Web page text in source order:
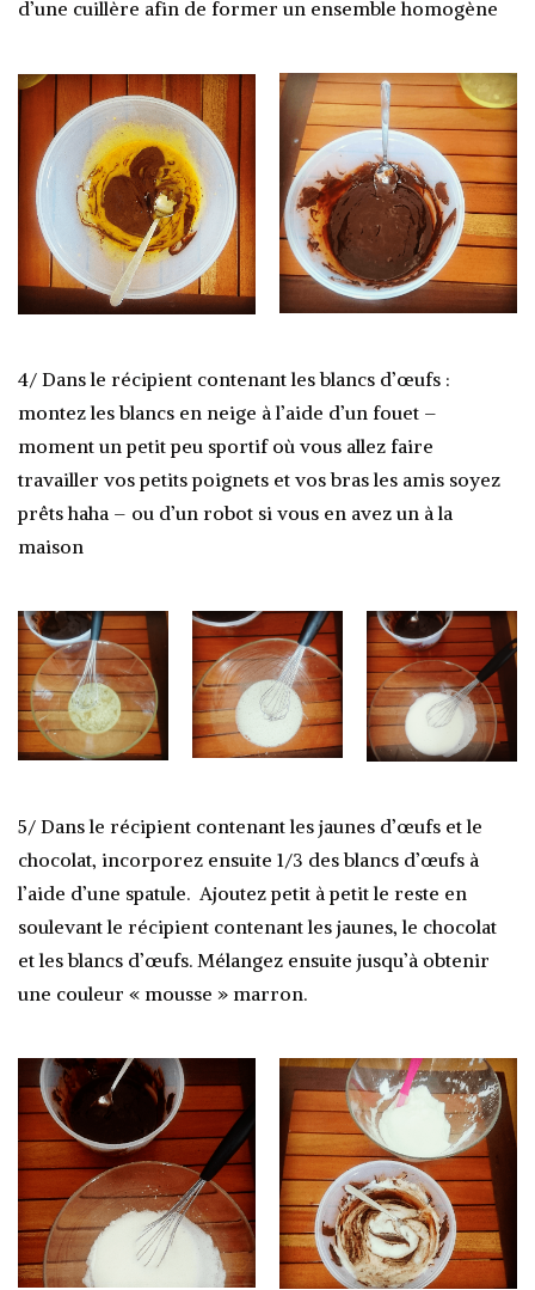
d’une cuillère afin de former un ensemble homogène
4/ Dans le récipient contenant les blancs d’œufs :
montez les blancs en neige à l’aide d’un fouet –
moment un petit peu sportif où vous allez faire
travailler vos petits poignets et vos bras les amis soyez
prêts haha – ou d’un robot si vous en avez un à la
maison
5/ Dans le récipient contenant les jaunes d’œufs et le
chocolat, incorporez ensuite 1/3 des blancs d’œufs à
l’aide d’une spatule. Ajoutez petit à petit le reste en
soulevant le récipient contenant les jaunes, le chocolat
et les blancs d’œufs. Mélangez ensuite jusqu’à obtenir
une couleur « mousse » marron.